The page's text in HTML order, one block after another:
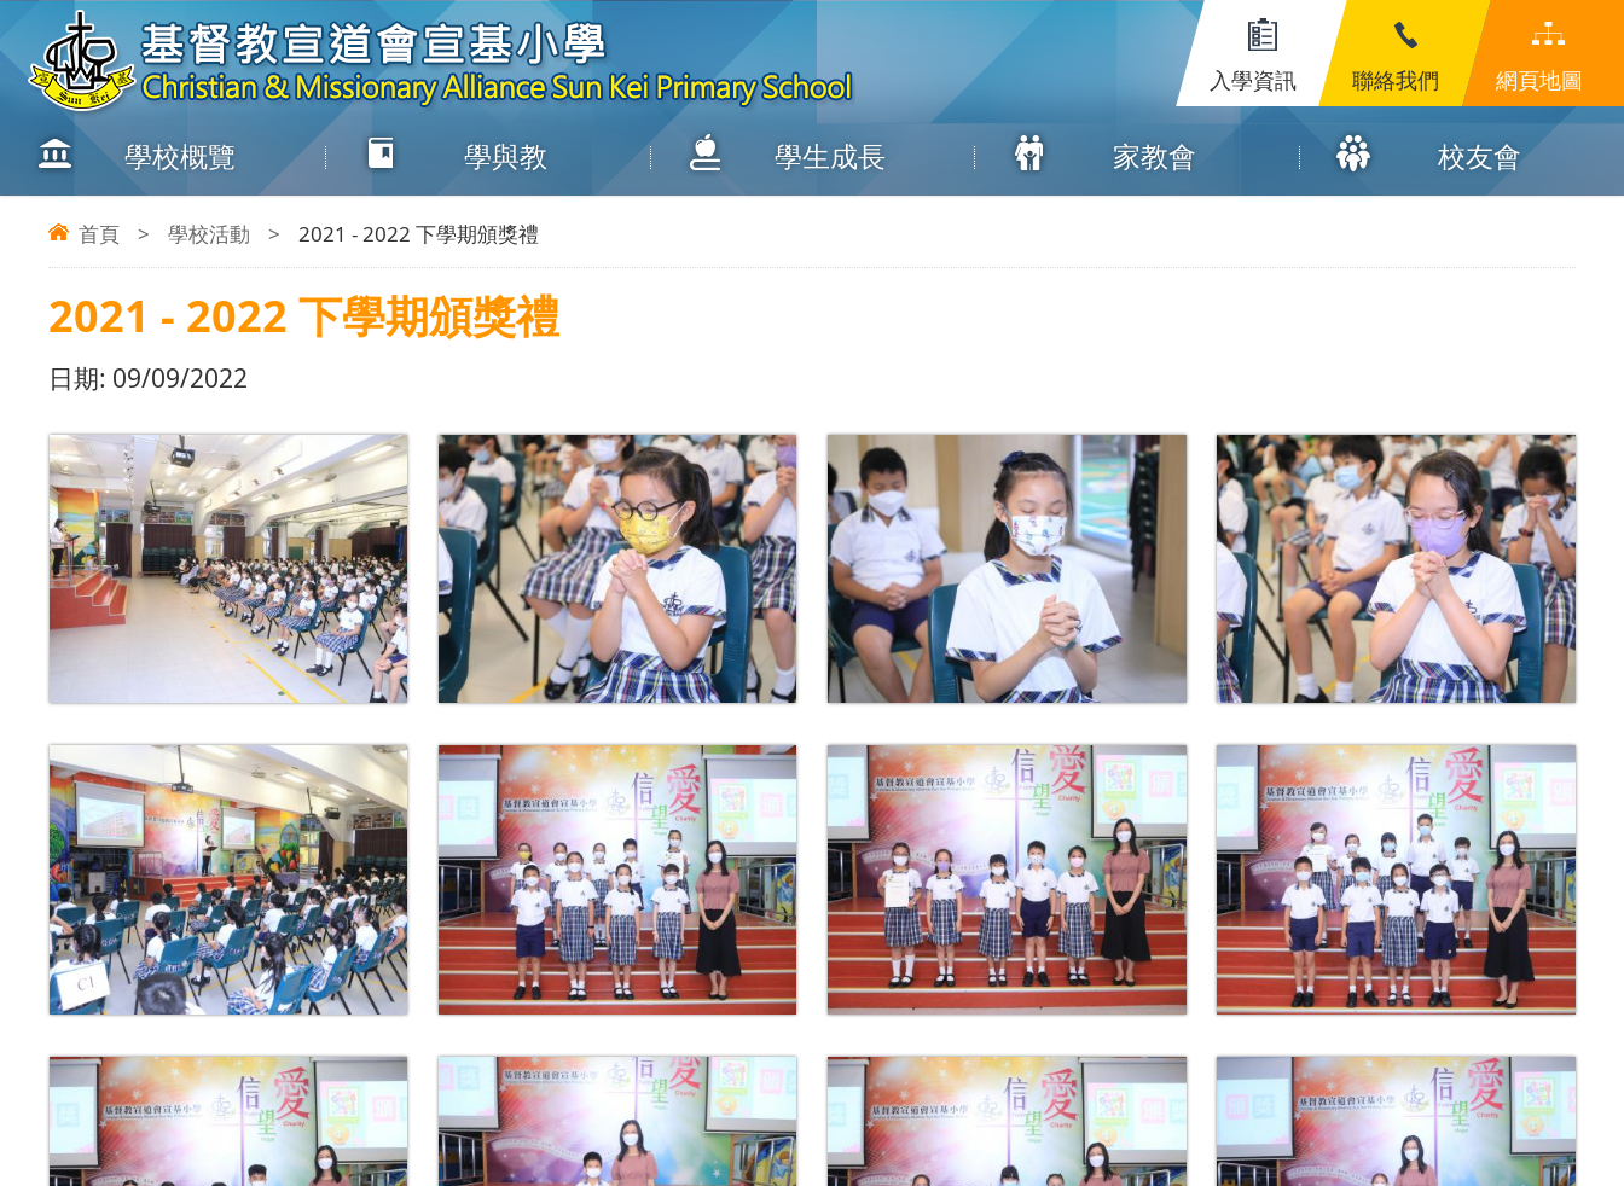
入學資訊 聯絡我們 網頁地圖
學校概覽 學與教 學生成長 家教會 校友會
首頁 > 學校活動 > 2021 - 2022 下學期頒獎禮
2021 - 2022 下學期頒獎禮
日期: 09/09/2022